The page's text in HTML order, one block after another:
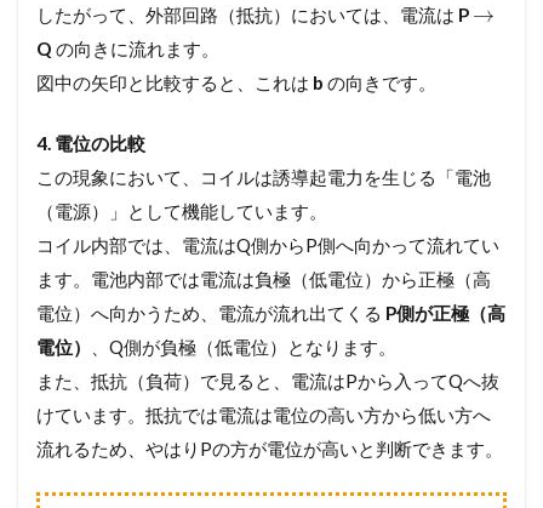
したがって、外部回路（抵抗）においては、電流は P →
Q の向きに流れます。
図中の矢印と比較すると、これは b の向きです。
4. 電位の比較
この現象において、コイルは誘導起電力を生じる「電池
（電源）」として機能しています。
コイル内部では、電流はQ側からP側へ向かって流れてい
ます。電池内部では電流は負極（低電位）から正極（高
電位）へ向かうため、電流が流れ出てくる P側が正極（高
電位）
、Q側が負極（低電位）となります。
また、抵抗（負荷）で見ると、電流はPから入ってQへ抜
けています。抵抗では電流は電位の高い方から低い方へ
流れるため、やはりPの方が電位が高いと判断できます。